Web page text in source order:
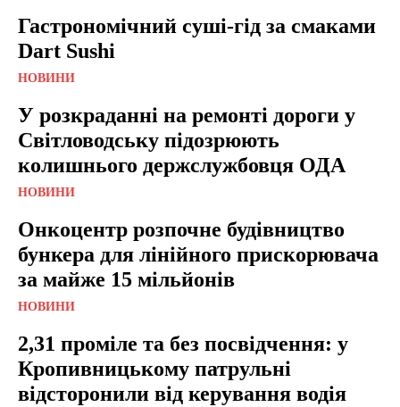
Гастрономічний суші-гід за смаками
Dart Sushi
НОВИНИ
У розкраданні на ремонті дороги у
Світловодську підозрюють
колишнього держслужбовця ОДА
НОВИНИ
Онкоцентр розпочне будівництво
бункера для лінійного прискорювача
за майже 15 мільйонів
НОВИНИ
2,31 проміле та без посвідчення: у
Кропивницькому патрульні
відсторонили від керування водія